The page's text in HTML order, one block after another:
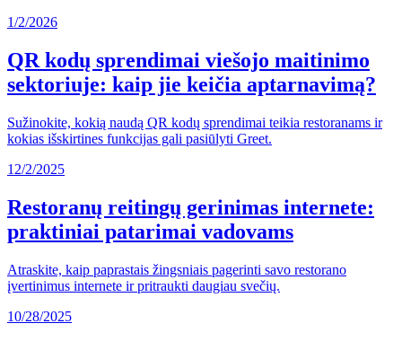
1/2/2026
QR kodų sprendimai viešojo maitinimo
sektoriuje: kaip jie keičia aptarnavimą?
Sužinokite, kokią naudą QR kodų sprendimai teikia restoranams ir
kokias išskirtines funkcijas gali pasiūlyti Greet.
12/2/2025
Restoranų reitingų gerinimas internete:
praktiniai patarimai vadovams
Atraskite, kaip paprastais žingsniais pagerinti savo restorano
įvertinimus internete ir pritraukti daugiau svečių.
10/28/2025